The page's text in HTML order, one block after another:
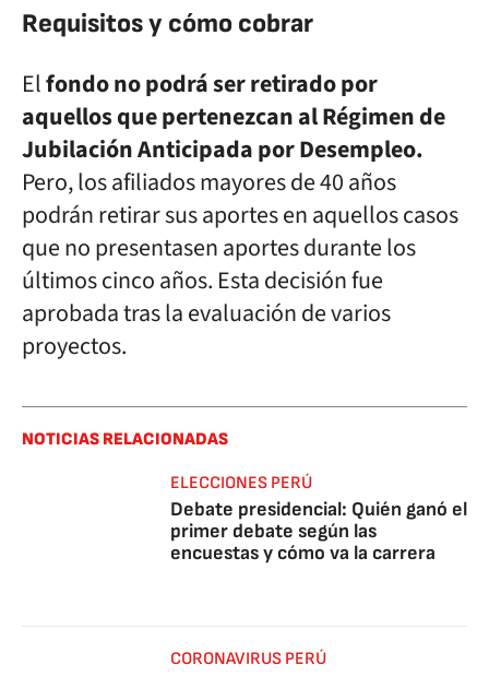
Requisitos y cómo cobrar
Elfondo no podrá ser retirado por
aquellos que pertenezcan al Régimen de
Jubilación Anticipada por Desempleo.
Pero, los afiliados mayores de 40 años
podrán retirar sus aportes en aquellos casos
que no presentasen aportes durante los
últimos cinco años. Esta decisión fue
aprobada tras la evaluación de varios
proyectos.
NOTICIAS RELACIONADAS
ELECCIONES PERÚ
Debate presidencial: Quién ganó el
primer debate según las
encuestas y cómo va la carrera
CORONAVIRUS PERÚ